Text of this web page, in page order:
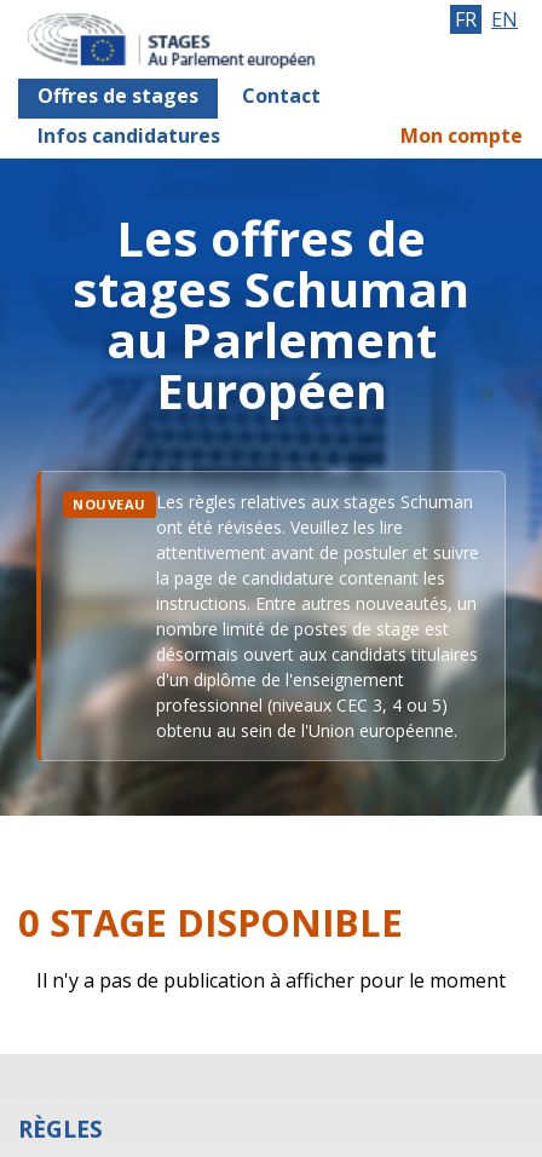
Offres de stages
Contact
Infos candidatures
FR EN
Mon compte
Les offres de
stages Schuman
au Parlement
Européen
NOUVEAU
Les règles relatives aux stages Schuman
ont été révisées. Veuillez les lire
attentivement avant de postuler et suivre
la page de candidature contenant les
instructions. Entre autres nouveautés, un
nombre limité de postes de stage est
désormais ouvert aux candidats titulaires
d'un diplôme de l'enseignement
professionnel (niveaux CEC 3, 4 ou 5)
obtenu au sein de l'Union européenne.
0 STAGE DISPONIBLE
Il n'y a pas de publication à afficher pour le moment
RÈGLES